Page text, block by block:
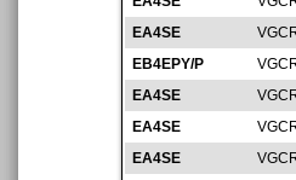
EA4SE
EB4EPY/P
EA4SE
EA4SE
EA4SE